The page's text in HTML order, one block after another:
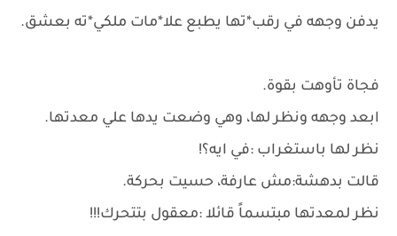
يدفن وجهه في رقب*تها يطبع علا*مات ملكي*ته بعشق.
فجاة تأوهت بقوة.
ابعد وجهه ونظر لها، وهي وضعت يدها علي معدتها.
نظر لها باستغراب :في ايه؟!
قالت بدهشة:مش عارفة، حسيت بحركة.
نظر لمعدتها مبتسماً قائلا :معقول بتتحرك!!!